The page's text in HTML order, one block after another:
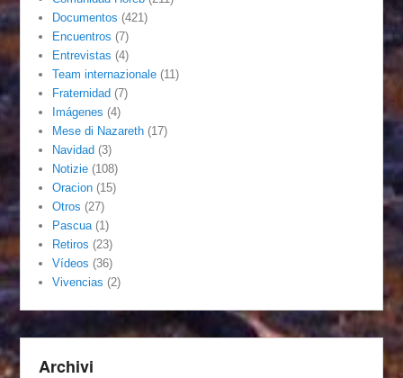
Documentos (421)
Encuentros (7)
Entrevistas (4)
Team internazionale (11)
Fraternidad (7)
Imágenes (4)
Mese di Nazareth (17)
Navidad (3)
Notizie (108)
Oracion (15)
Otros (27)
Pascua (1)
Retiros (23)
Vídeos (36)
Vivencias (2)
Archivi